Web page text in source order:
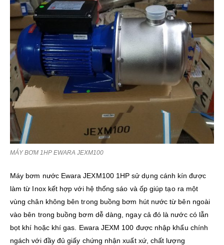
MÁY BƠM 1HP EWARA JEXM100
Máy bơm nước Ewara JEXM100 1HP sử dụng cánh kín được
làm từ Inox kết hợp với hệ thống sáo và ốp giúp tạo ra một
vùng chân không bên trong buồng bơm hút nước từ bên ngoài
vào bên trong buồng bơm dễ dàng, ngay cả đó là nước có lẫn
bọt khí hoặc khí gas. Ewara JEXM 100 được nhập khẩu chính
ngách với đầy đủ giấy chứng nhận xuất xứ, chất lượng